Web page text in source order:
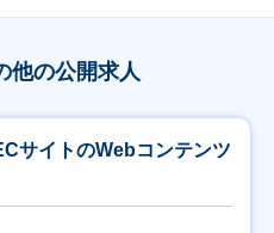
他の公開求人
サイトのWebコンテンツ